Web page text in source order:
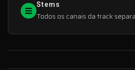
Stems
Todos os canais da track